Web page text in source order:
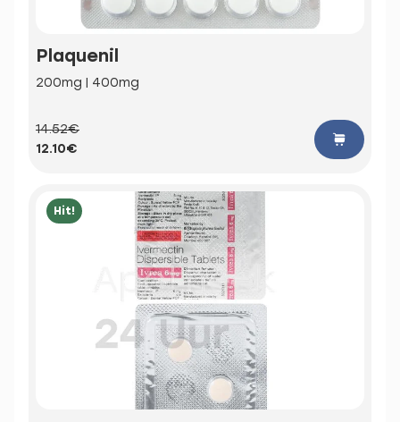
Plaquenil
200mg | 400mg
14.52€
12.10€
Hit!